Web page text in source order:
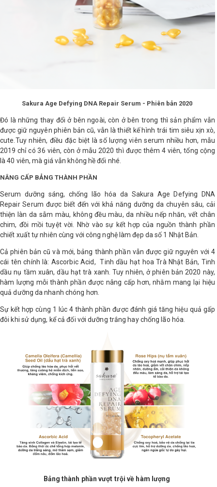
Sakura Age Defying DNA Repair Serum - Phiên bản 2020
Đó là những thay đổi ở bên ngoài, còn ở bên trong thì sản phẩm vẫn
được giữ nguyên phiên bản cũ, vẫn là thiết kế hình trái tim siêu xịn xò,
cute.Tuy nhiên, điều đặc biệt là số lượng viên serum nhiều hơn, mẫu
2019 chỉ có 36 viên, còn ở mẫu 2020 thì được thêm 4 viên, tổng cộng
là 40 viên, mà giá vẫn không hề đổi nhé.
NÂNG CẤP BẢNG THÀNH PHẦN
Serum dưỡng sáng, chống lão hóa da Sakura Age Defying DNA
Repair Serum được biết đến với khả năng dưỡng da chuyên sâu, cải
thiện làn da sẫm màu, không đều màu, da nhiều nếp nhăn, vết chân
chim, đồi mồi tuyệt vời. Nhờ vào sự kết hợp của nguồn thành phần
chiết xuất tự nhiên cùng với công nghệ làm đẹp da số 1 Nhật Bản.
Cả phiên bản cũ và mới, bảng thành phần vẫn được giữ nguyên với 4
cái tên chính là: Ascorbic Acid, Tinh dầu hạt hoa Trà Nhật Bản, Tinh
dầu nụ tầm xuân, dầu hạt trà xanh. Tuy nhiên, ở phiên bản 2020 này,
hàm lượng mỗi thành phần được nâng cấp hơn, nhằm mang lại hiệu
quả dưỡng da nhanh chóng hơn.
Sự kết hợp cùng 1 lúc 4 thành phần được đánh giá tăng hiệu quả gấp
đôi khi sử dụng, kể cả đối với dưỡng trắng hay chống lão hóa.
Bảng thành phần vượt trội về hàm lượng